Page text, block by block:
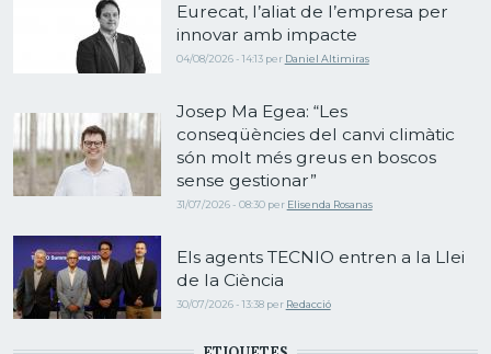
Eurecat, l’aliat de l’empresa per
innovar amb impacte
04/08/2026 - 14:13 per Daniel Altimiras
Josep Ma Egea: “Les
conseqüències del canvi climàtic
són molt més greus en boscos
sense gestionar”
31/07/2026 - 08:30 per Elisenda Rosanas
Els agents TECNIO entren a la Llei
de la Ciència
30/07/2026 - 13:38 per Redacció